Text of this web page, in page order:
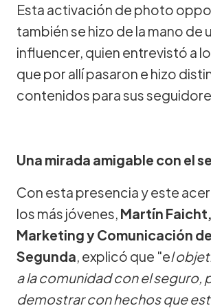
Esta activación de photo
también se hizo de la mano de
influencer, quien entrevistó a
que por allí pasaron e hizo
contenidos para sus
Una mirada amigable con el
Con esta presencia y este
los más jóvenes, Martín
Marketing y Comunicación
Segunda, explicó que "el
a la comunidad con el seguro,
demostrar con hechos que